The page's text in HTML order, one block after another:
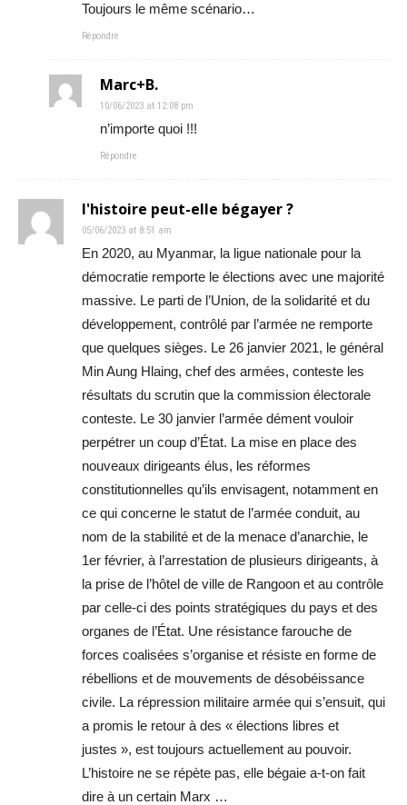
Toujours le même scénario…
Répondre
Marc+B.
10/06/2023 at 12:08 pm
n’importe quoi !!!
Répondre
l'histoire peut-elle bégayer ?
05/06/2023 at 8:51 am
En 2020, au Myanmar, la ligue nationale pour la
démocratie remporte le élections avec une majorité
massive. Le parti de l’Union, de la solidarité et du
développement, contrôlé par l’armée ne remporte
que quelques sièges. Le 26 janvier 2021, le général
Min Aung Hlaing, chef des armées, conteste les
résultats du scrutin que la commission électorale
conteste. Le 30 janvier l’armée dément vouloir
perpétrer un coup d’État. La mise en place des
nouveaux dirigeants élus, les réformes
constitutionnelles qu’ils envisagent, notamment en
ce qui concerne le statut de l’armée conduit, au
nom de la stabilité et de la menace d’anarchie, le
1er février, à l’arrestation de plusieurs dirigeants, à
la prise de l’hôtel de ville de Rangoon et au contrôle
par celle-ci des points stratégiques du pays et des
organes de l’État. Une résistance farouche de
forces coalisées s’organise et résiste en forme de
rébellions et de mouvements de désobéissance
civile. La répression militaire armée qui s’ensuit, qui
a promis le retour à des « élections libres et
justes », est toujours actuellement au pouvoir.
L’histoire ne se répète pas, elle bégaie a-t-on fait
dire à un certain Marx …